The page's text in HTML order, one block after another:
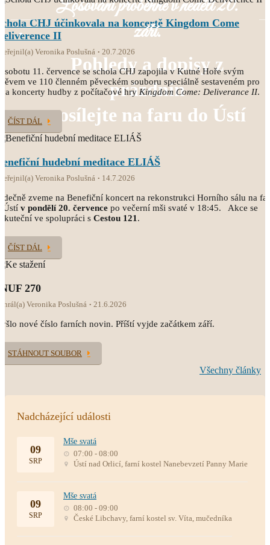
Losování proběhne v neděli 20.
září.
Pohledy a dopisy z
prázdnin
posílejte na faru do Ústí
CHJ účinkovala na koncertě Kingdom Come
II
Veronika Poslušná 20.7.2026
sobotu 11. července se schola CHJ zapojila v Kutné Hoře svým
ve 110 členném pěveckém souboru speciálně sestaveném pro
koncerty hudby z počítačové hry Kingdom Come: Deliverance II.
ČÍST DÁL
hudební meditace ELIÁŠ
Veronika Poslušná 14.7.2026
zveme na Benefiční koncert na rekonstrukci Horního sálu na
Ústí v pondělí 20. července po večerní mši svaté v 18:45. Akce se
ve spolupráci s Cestou 121 .
ČÍST DÁL
270
Veronika Poslušná 21.6.2026
nové číslo farních novin. Příští vyjde začátkem září.
STÁHNOUT SOUBOR
Všechny články
Nadcházející události
09
SRP
Mše svatá
07:00 - 08:00
Ústí nad Orlicí, farní kostel Nanebevzetí Panny Marie
09
SRP
Mše svatá
08:00 - 09:00
České Libchavy, farní kostel sv. Víta, mučedníka